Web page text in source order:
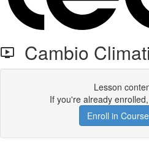
Cambio
Lesson
If you're already enrolled,
Enroll in